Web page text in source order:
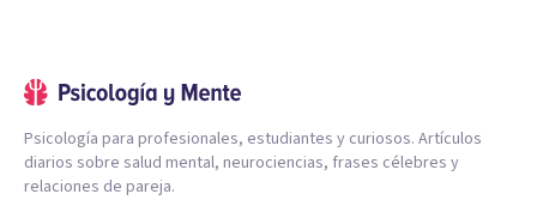
Psicología para profesionales, estudiantes y curiosos. Artículos
diarios sobre salud mental, neurociencias, frases célebres y
relaciones de pareja.